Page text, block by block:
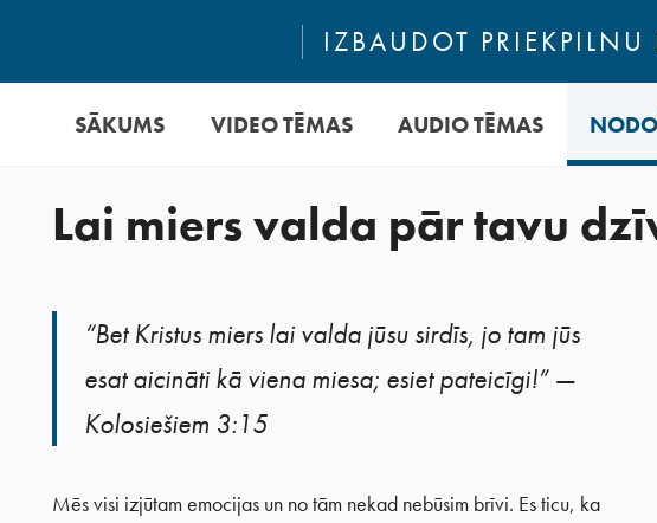
IZBAUDOT PRIEKPILNU
SĀKUMS VIDEO TĒMAS AUDIO TĒMAS
Lai miers valda pār tavu
“Bet Kristus miers lai valda jūsu sirdīs, jo tam jūs
esat aicināti kā viena miesa; esiet pateicīgi!” —
Kolosiešiem 3:15
Mēs visi izjūtam emocijas un no tām nekad nebūsim brīvi. Es ticu, ka